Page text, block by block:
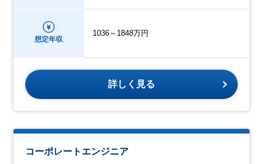
想定年収
1036～1848万円
詳しく見る
コーポレートエンジニア